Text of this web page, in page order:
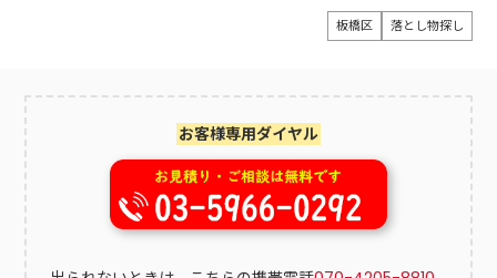
しています。お気軽にお問い合わ
き渡しサービスは1時間3,300円
（税込）から対応します。お見積
ご相談ください。
板橋区 落とし物探し
お客様専用ダイヤル